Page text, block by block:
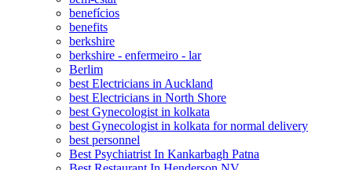
benefícios
benefits
berkshire
berkshire - enfermeiro - lar
Berlim
best Electricians in Auckland
best Electricians in North Shore
best Gynecologist in kolkata
best Gynecologist in kolkata for normal delivery
best personnel
Best Psychiatrist In Kankarbagh Patna